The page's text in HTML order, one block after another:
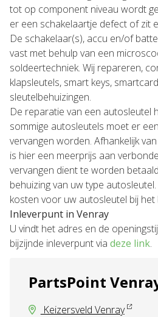
tot op component niveau wordt
er een schakelaartje defect of zit
De schakelaar(s), accu en/of
vast met behulp van een
soldeertechniek. Wij repareren,
klapsleutels, smart keys,
sleutelbehuizingen.
De reparatie van een autosleutel
sommige autosleutels moet er
vervangen worden. Afhankelijk
is hier een meerprijs aan
vervangen dient te worden
behuizing van uw type
kosten voor uw autosleutel bij
Inleverpunt in Venray
U vindt het adres en de
bijzijnde inleverpunt via deze link.
PartsPoint
Keizersveld Venray